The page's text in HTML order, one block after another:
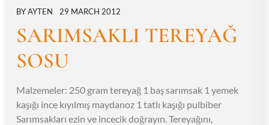
BYAYTEN 29 MARCH 2012
SARIMSAKLI TEREYAĞ
SOSU
Malzemeler: 250 gram tereyağ 1 baş sarımsak 1 yemek
kaşığı ince kıyılmış maydanoz 1 tatlı kaşığı pulbiber
Sarımsakları ezin ve incecik doğrayın. Tereyağını,